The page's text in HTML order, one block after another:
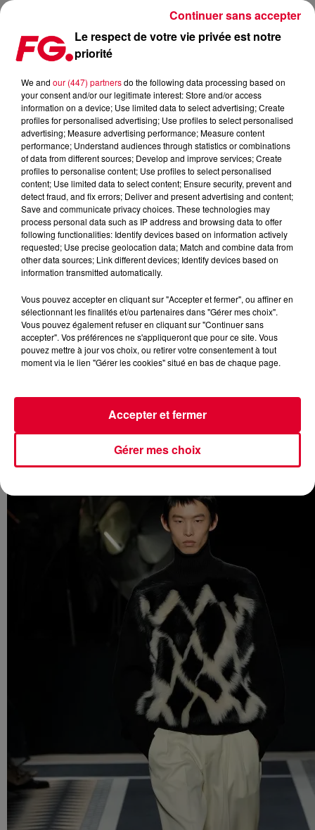
FG CHIC : LANVIN FASHION WEEK
Publié : 28 janvier 2025 à 12h44 par Gwenael BILLAUD
FG CHIC : Lanvin Fashion week
FG CHIC : Lanvin Fashion week
🎧 Pour écouter FG CHIC cliquez sur le lien webradios en
haut à droite et sélectionnez FG CHIC
La Fashion Week masculine de Paris s’est terminée
dimanche 26 Janvier avec le défilé tant désiré de Lanvin.
L’opportunité de découvrir la première collection de son
nouveau directeur artistique Peter Copping, imaginée pour
l’automne-hiver 2025/26.
louable héritier artistique de Jeanne Lanvin en
Le respect de votre vie privée est notre
priorité
We and our (447) partnersdo the following data processing based on
your consent and/or our legitimate interest: Store and/or access
information on a device; Use limited data to select advertising; Create
profiles for personalised advertising; Use profiles to select personalised
advertising; Measure advertising performance; Measure content
performance; Understand audiences through statistics or combinations
of data from different sources; Develop and improve services; Create
profiles to personalise content; Use profiles to select personalised
content; Use limited data to select content; Ensure security, prevent and
detect fraud, and fix errors; Deliver and present advertising and content;
Save and communicate privacy choices. These technologies may
process personal data such as IP address and browsing data to offer
following functionalities: Identify devices based on information actively
requested; Use precise geolocation data; Match and combine data from
other data sources; Link different devices; Identify devices based on
information transmitted automatically.
Vous pouvez accepter en cliquant sur "Accepter et fermer", ou affiner en
sélectionnant les finalités et/ou partenaires dans "Gérer mes choix".
Vous pouvez également refuser en cliquant sur "Continuer sans
accepter". Vos préférences ne s'appliqueront que pour ce site. Vous
pouvez mettre à jour vos choix, ou retirer votre consentement à tout
moment via le lien "Gérer les cookies" situé en bas de chaque page.
Gérer mes choix
Accepter et fermer
Continuer sans accepter